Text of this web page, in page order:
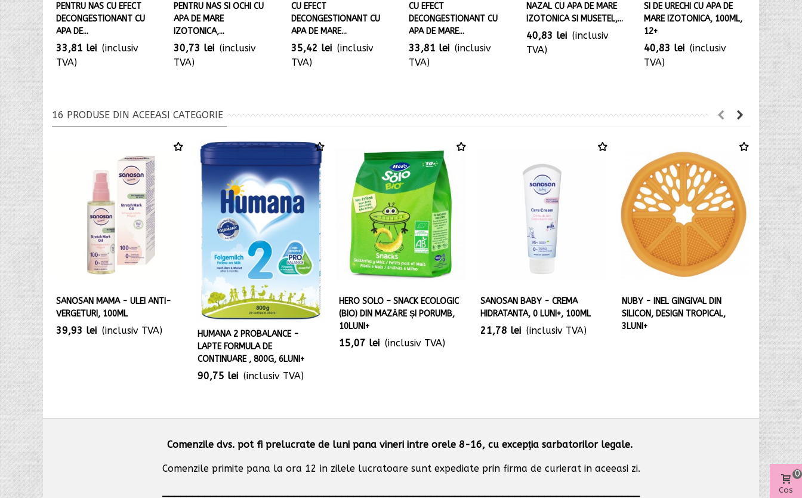
PENTRU NAS CU EFECT
DECONGESTIONANT CU
APA DE...
33,81 lei (inclusiv
TVA)
PENTRU NAS SI OCHI CU
APA DE MARE
IZOTONICA,...
30,73 lei (inclusiv
TVA)
CU EFECT
DECONGESTIONANT CU
APA DE MARE...
35,42 lei (inclusiv
TVA)
CU EFECT
DECONGESTIONANT CU
APA DE MARE...
33,81 lei (inclusiv
TVA)
NAZAL CU APA DE MARE
IZOTONICA SI MUSETEL,...
40,83 lei (inclusiv
TVA)
SI DE URECHI CU APA DE
MARE IZOTONICA, 100ML,
12+
40,83 lei (inclusiv
TVA)
(FARA
APA DE...
33,81 lei
TVA)
16 PRODUSE DIN ACEEASI CATEGORIE
SANOSAN MAMA - ULEI ANTI-
VERGETURI, 100ML
39,93 lei (inclusiv TVA)
HUMANA 2 PROBALANCE -
LAPTE FORMULA DE
CONTINUARE , 800G, 6LUNI+
90,75 lei (inclusiv TVA)
HERO SOLO – SNACK ECOLOGIC
(BIO) DIN MAZĂRE ȘI PORUMB,
10LUNI+
15,07 lei (inclusiv TVA)
SANOSAN BABY - CREMA
HIDRATANTA, 0 LUNI+, 100ML
21,78 lei (inclusiv TVA)
NUBY - INEL GINGIVAL DIN
SILICON, DESIGN TROPICAL,
3LUNI+
ISOMAR -
SI OCHI
30,73
Comenzile dvs. pot fi prelucrate de luni pana vineri intre orele 8-16, cu excepţia sarbatorilor legale.
Comenzile primite pana la ora 12 in zilele lucratoare sunt expediate prin firma de curierat in aceeasi zi.
Cos
0